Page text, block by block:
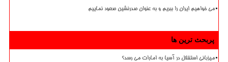
می خواهیم ایران را ببریم و به عنوان صدرنشین صعود نماییم
پربحث ترین ها
میزبانی استقلال در آسیا به امارات می رسد؟